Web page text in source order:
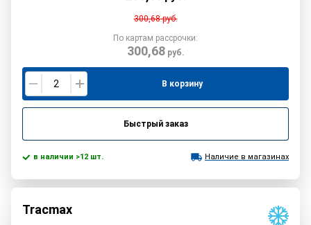
300,68руб.
По картам рассрочки:
300,68руб.
В корзину
Быстрый заказ
в наличии >12 шт. Наличие в магазинах
Tracmax